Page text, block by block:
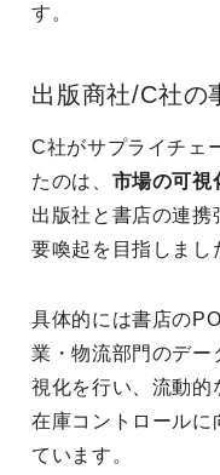
す。
出版商社/C社の
C社がサプライチェ
たのは、 市場の可視
出版社と書店の連携
要喚起を目指しまし
具体的には書店の
業・物流部門のデー
視化を行い、流動的
在庫コントロールに
ています。